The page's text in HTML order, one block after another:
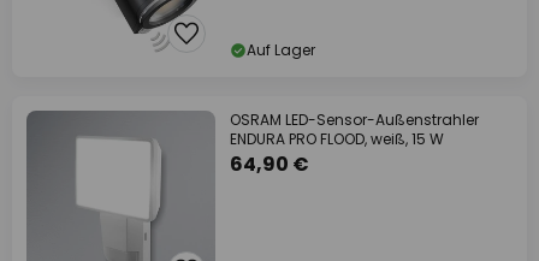
Auf Lager
OSRAM LED-Sensor-Außenstrahler
ENDURA PRO FLOOD, weiß, 15 W
64,90 €